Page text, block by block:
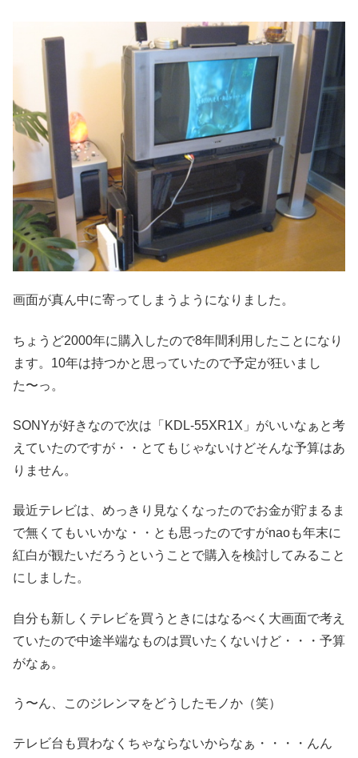
画面が真ん中に寄ってしまうようになりました。
ちょうど2000年に購入したので8年間利用したことになり
ます。10年は持つかと思っていたので予定が狂いまし
た〜っ。
SONYが好きなので次は「KDL-55XR1X」がいいなぁと考
えていたのですが・・とてもじゃないけどそんな予算はあ
りません。
最近テレビは、めっきり見なくなったのでお金が貯まるま
で無くてもいいかな・・とも思ったのですがnaoも年末に
紅白が観たいだろうということで購入を検討してみること
にしました。
自分も新しくテレビを買うときにはなるべく大画面で考え
ていたので中途半端なものは買いたくないけど・・・予算
がなぁ。
う〜ん、このジレンマをどうしたモノか（笑）
テレビ台も買わなくちゃならないからなぁ・・・・んん